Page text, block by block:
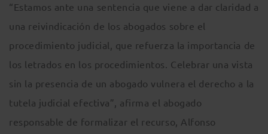
“Estamos ante una sentencia que viene a dar claridad a
una reivindicación de los abogados sobre el
procedimiento judicial, que refuerza la importancia de
los letrados en los procedimientos. Celebrar una vista
sin la presencia de un abogado vulnera el derecho a la
tutela judicial efectiva”, afirma el abogado
responsable de formalizar el recurso, Alfonso